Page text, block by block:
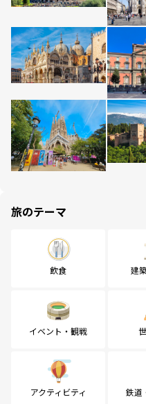
旅のテーマ
飲食 建
イベント・観戦
アクティビティ 鉄道